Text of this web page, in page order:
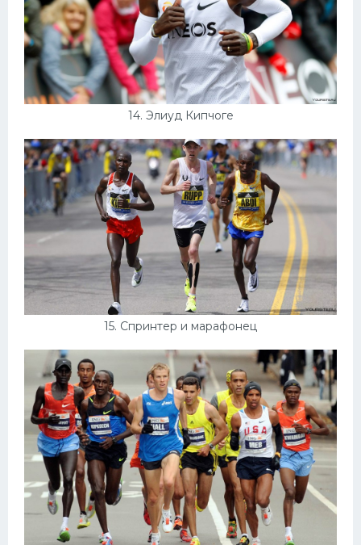
14. Элиуд Кипчоге
15. Спринтер и марафонец